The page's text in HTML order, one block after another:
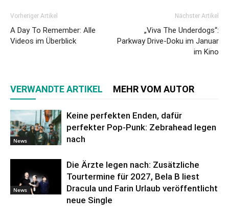
Vorheriger Artikel
A Day To Remember: Alle
Videos im Überblick
Nächster Artikel
„Viva The Underdogs“:
Parkway Drive-Doku im Januar
im Kino
VERWANDTE ARTIKEL MEHR VOM AUTOR
News
Keine perfekten Enden, dafür
perfekter Pop-Punk: Zebrahead legen
nach
News
Die Ärzte legen nach: Zusätzliche
Tourtermine für 2027, Bela B liest
Dracula und Farin Urlaub veröffentlicht
neue Single